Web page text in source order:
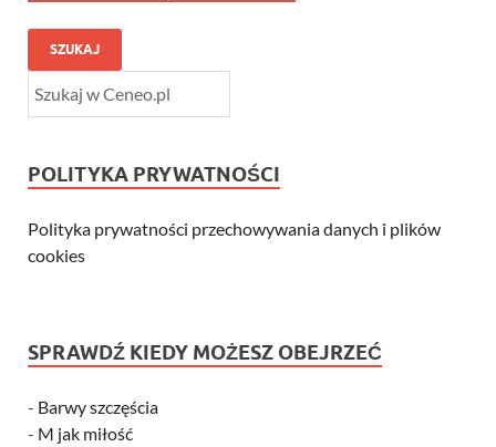
SZUKAJ
POLITYKA PRYWATNOŚCI
Polityka prywatności przechowywania danych i plików
cookies
SPRAWDŹ KIEDY MOŻESZ OBEJRZEĆ
- Barwy szczęścia
- M jak miłość